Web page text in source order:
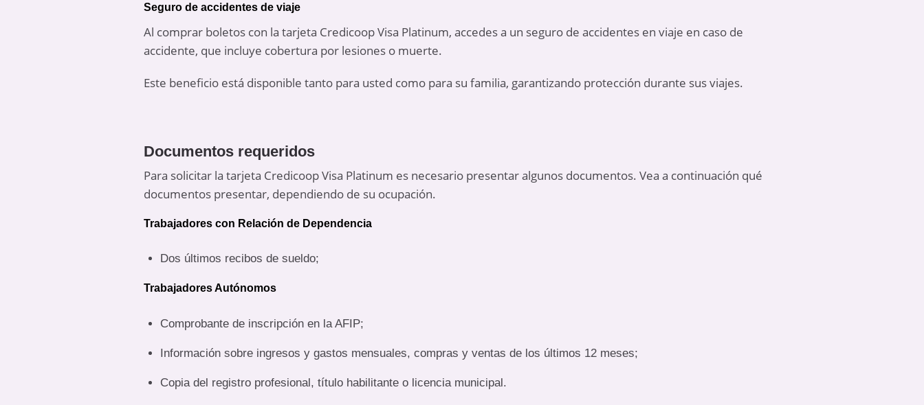
Seguro de accidentes de viaje
Al comprar boletos con la tarjeta Credicoop Visa Platinum, accedes a un seguro de accidentes en viaje en caso de
accidente, que incluye cobertura por lesiones o muerte.
Este beneficio está disponible tanto para usted como para su familia, garantizando protección durante sus viajes.
Documentos requeridos
Para solicitar la tarjeta Credicoop Visa Platinum es necesario presentar algunos documentos. Vea a continuación qué
documentos presentar, dependiendo de su ocupación.
Trabajadores con Relación de Dependencia
Dos últimos recibos de sueldo;
Trabajadores Autónomos
Comprobante de inscripción en la AFIP;
Información sobre ingresos y gastos mensuales, compras y ventas de los últimos 12 meses;
Copia del registro profesional, título habilitante o licencia municipal.